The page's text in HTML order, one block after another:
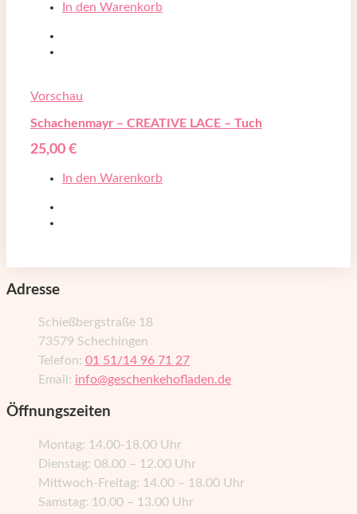
In den Warenkorb
Vorschau
Schachenmayr – CREATIVE LACE – Tuch
25,00 €
In den Warenkorb
Adresse
Schießbergstraße 18
73579 Schechingen
Telefon: 01 51/14 96 71 27
Email: info@geschenkehofladen.de
Öffnungszeiten
Montag: 14.00-18.00 Uhr
Dienstag: 08.00 – 12.00 Uhr
Mittwoch-Freitag: 14.00 – 18.00 Uhr
Samstag: 10.00 – 13.00 Uhr